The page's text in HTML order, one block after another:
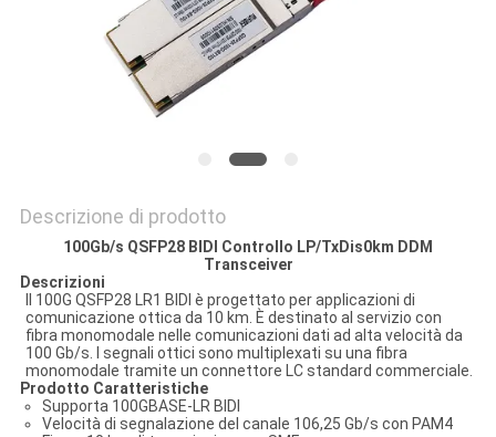
PRIVACY
Descrizione di prodotto
100Gb/s QSFP28 BIDI Controllo LP/TxDis0km DDM
Transceiver
Descrizioni
Il 100G QSFP28 LR1 BIDI è progettato per applicazioni di
comunicazione ottica da 10 km. È destinato al servizio con
fibra monomodale nelle comunicazioni dati ad alta velocità da
100 Gb/s. I segnali ottici sono multiplexati su una fibra
monomodale tramite un connettore LC standard commerciale.
Prodotto Caratteristiche
Supporta 100GBASE-LR BIDI
Velocità di segnalazione del canale 106,25 Gb/s con PAM4